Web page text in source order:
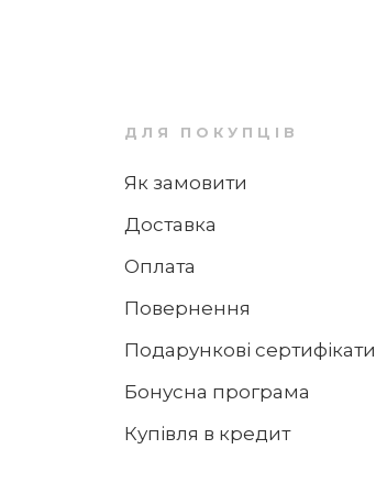
4
Кружка з ручкою 290 мл Серце With Love
Villeroy & Boch
+28
ДЛЯ ПОКУПЦІВ
Як замовити
Доставка
Оплата
Повернення
Подарункові сертифікати
Бонусна програма
Купівля в кредит